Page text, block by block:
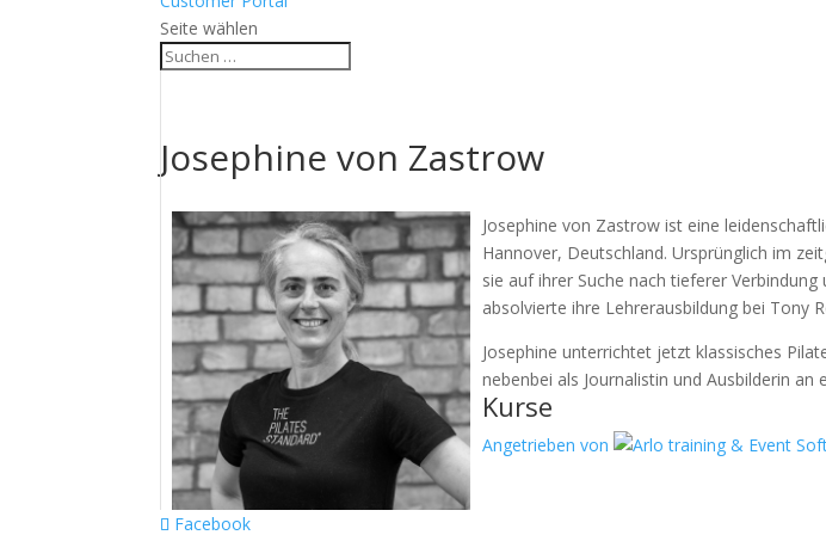
Seite wählen
Josephine von Zastrow
Josephine von Zastrow ist eine
Hannover, Deutschland. Ursprünglich im
sie auf ihrer Suche nach tieferer
absolvierte ihre Lehrerausbildung bei Tony
Josephine unterrichtet jetzt klassisches
nebenbei als Journalistin und Ausbilderin an
Kurse
Angetrieben von
Facebook